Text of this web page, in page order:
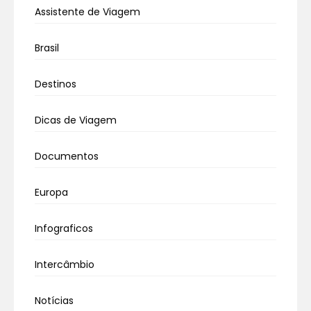
Assistente de Viagem
Brasil
Destinos
Dicas de Viagem
Documentos
Europa
Infograficos
Intercâmbio
Notícias